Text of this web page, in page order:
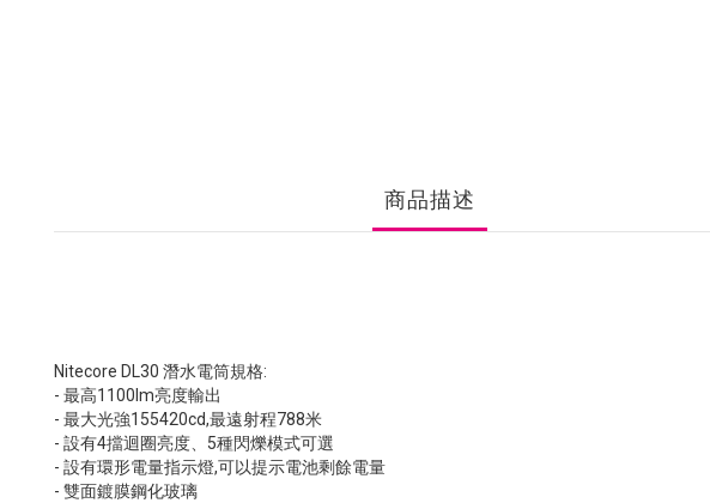
商品描述
Nitecore DL30 潛水電筒規格:
- 最高1100lm亮度輸出
- 最大光強155420cd,最遠射程788米
- 設有4擋迴圈亮度、5種閃爍模式可選
- 設有環形電量指示燈,可以提示電池剩餘電量
- 雙面鍍膜鋼化玻璃